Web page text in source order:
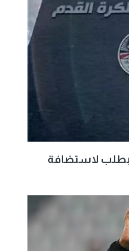
بطلب لاستضافة